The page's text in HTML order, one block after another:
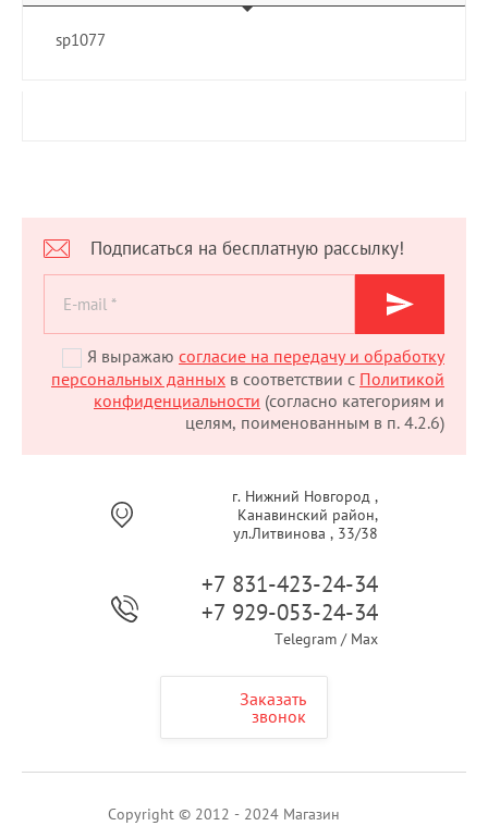
sp1077
Подписаться на бесплатную рассылку!
Я выражаю согласие на передачу и обработку
персональных данных в соответствии с Политикой
конфиденциальности (согласно категориям и
целям, поименованным в п. 4.2.6)
г. Нижний Новгород ,
Канавинский район,
ул.Литвинова , 33/38
+7 831-423-24-34
+7 929-053-24-34
Telegram / Max
Заказать
звонок
Copyright © 2012 - 2024 Магазин